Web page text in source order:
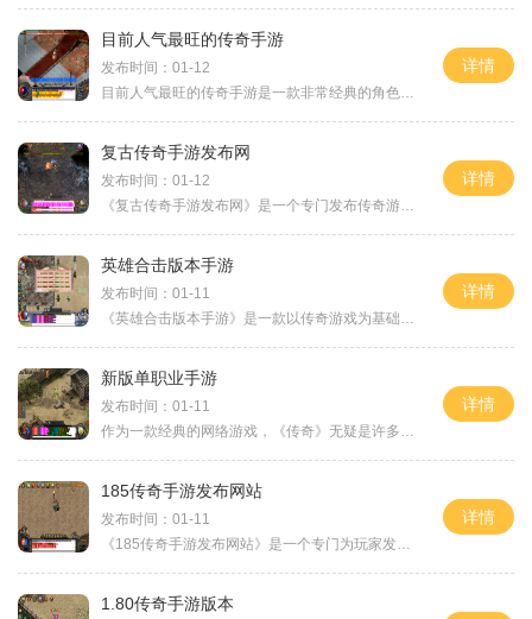
目前人气最旺的传奇手游
发布时间：01-12
目前人气最旺的传奇手游是一款非常经典的角色扮演游戏，拥有庞大的玩家群体和激烈的PK对战。游戏以其震撼的画面效果、丰富的玩法和独特的世界观赢得了广大玩家的喜爱玩家可以选
详情
复古传奇手游发布网
发布时间：01-12
《复古传奇手游发布网》是一个专门发布传奇游戏的网站，为广大玩家提供最新、最全面的传奇游戏消息和资讯。传奇游戏是一种经典的2D游戏，以角色扮演为基础，有着丰富的游戏内容
详情
英雄合击版本手游
发布时间：01-11
《英雄合击版本手游》是一款以传奇游戏为基础的2D角色扮演手游，采用万人在线的模式，玩家之间可以进行实时互动。这款手游中，玩家需要通过自己的智慧和技巧，与其他玩家一起冒
详情
新版单职业手游
发布时间：01-11
作为一款经典的网络游戏，《传奇》无疑是许多玩家的心头好。新版单职业手游再度携手这款经典游戏，为我们带来了更多令人兴奋的体验。在这个2D游戏中，你将进入一个充满角色扮演
详情
185传奇手游发布网站
发布时间：01-11
《185传奇手游发布网站》是一个专门为玩家发布185传奇手游资讯的在线平台。作为一款经典的传奇手游，185传奇通过独创的玩法、精美的画面以及丰富多样的游戏内容，赢得了广大玩家
详情
1.80传奇手游版本